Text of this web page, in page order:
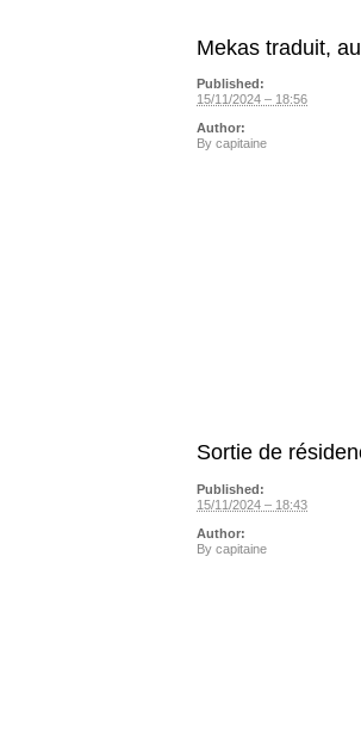
Mekas traduit,
Published:
15/11/2024 – 18:56
Author:
By capitaine
Sortie de
Published:
15/11/2024 – 18:43
Author:
By capitaine